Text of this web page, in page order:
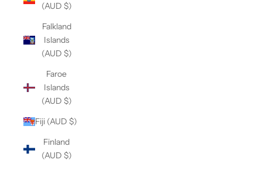
(AUD $)
Falkland
Islands
(AUD $)
Faroe
Islands
(AUD $)
Fiji (AUD $)
Finland
(AUD $)